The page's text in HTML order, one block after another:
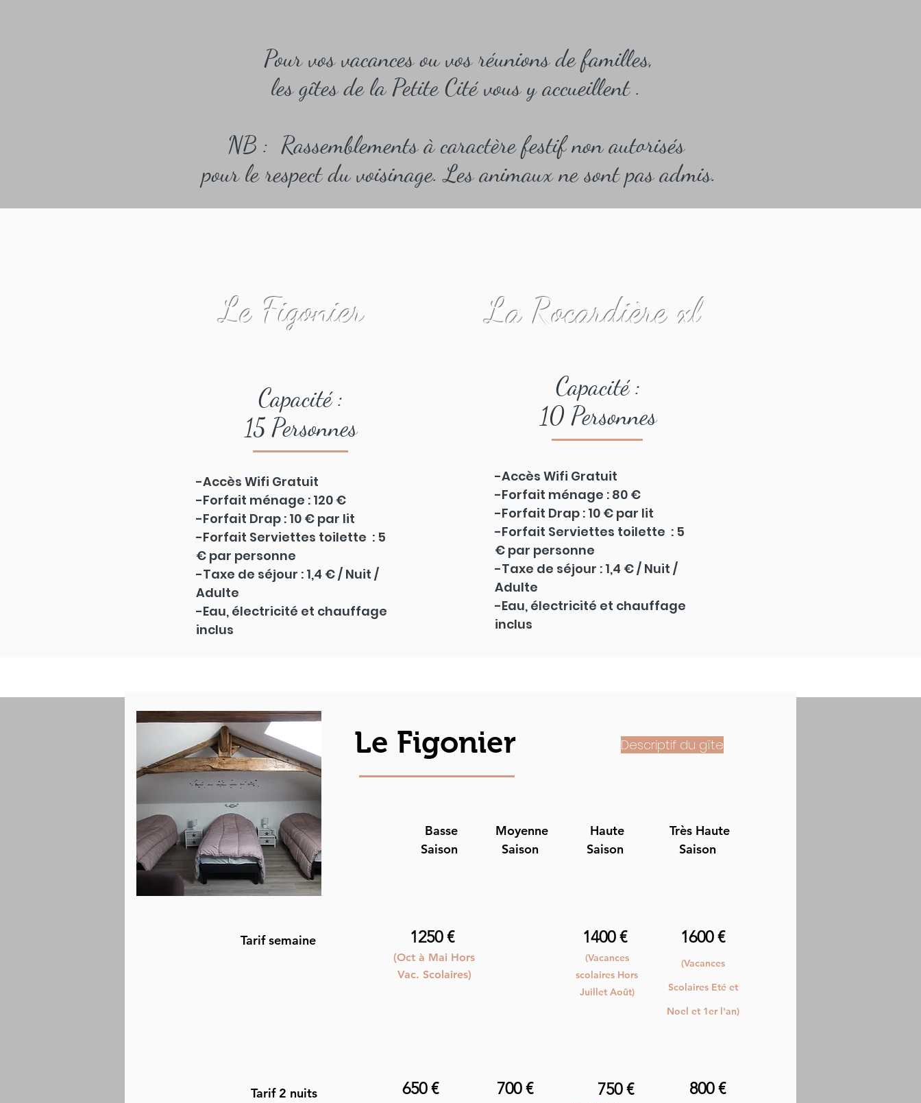
Pour vos vacances ou vos réunions de familles,
les gîtes de la Petite Cité vous y accueillent .
NB : Rassemblements à caractère festif non autorisés
pour le respect du voisinage. Les animaux ne sont pas admis.
Le Figonier
Capacité :
15 Personnes
-Accès Wifi Gratuit
-Forfait ménage : 120 €
-Forfait Drap : 10 € par lit
-Forfait Serviettes toilette : 5
€ par personne
-Taxe de séjour : 1,4 € / Nuit /
Adulte
-Eau, électricité et chauffage
inclus
La Rocardière xl
Capacité :
10 Personnes
-Accès Wifi Gratuit
-Forfait ménage : 80 €
-Forfait Drap : 10 € par lit
-Forfait Serviettes toilette : 5
€ par personne
-Taxe de séjour : 1,4 € / Nuit /
Adulte
-Eau, électricité et chauffage
inclus
Tarif semaine
Le Figonier
Basse
Saison
Moyenne
Saison
1250 €
(Oct à Mai Hors
Vac. Scolaires)
Descriptif du gîte
Haute
Saison
Très Haute
Saison
1400 €
(Vacances
scolaires Hors
Juillet Août)
1600 €
(Vacances
Scolaires Eté et
Noel et 1er l'an)
Tarif 2 nuits 650 € 700 € 750 € 800 €